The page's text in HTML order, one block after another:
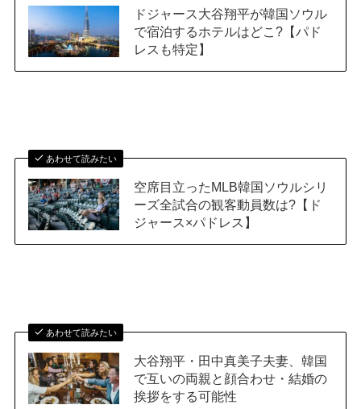
ドジャース大谷翔平が韓国ソウル
で宿泊するホテルはどこ?【パド
レスも特定】
あわせて読みたい
空席目立ったMLB韓国ソウルシリ
ーズ全試合の観客動員数は?【ド
ジャース×パドレス】
あわせて読みたい
大谷翔平・田中真美子夫妻、韓国
で互いの両親と顔合わせ・結婚の
挨拶をする可能性